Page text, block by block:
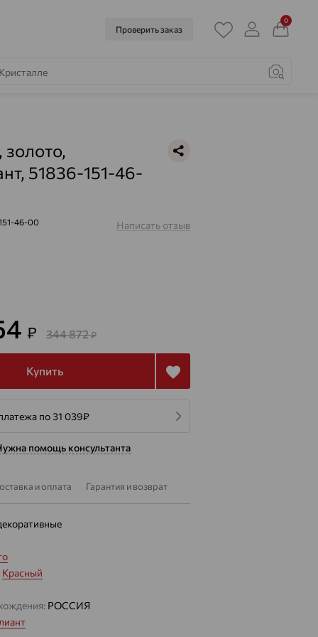
Проверить заказ
0
золото,
51836-151-46-
46-00 Написать отзыв
₽ 344 872₽
Купить
по 31 039₽
помощь консультанта
и оплата Гарантия и возврат
Красный
РОССИЯ